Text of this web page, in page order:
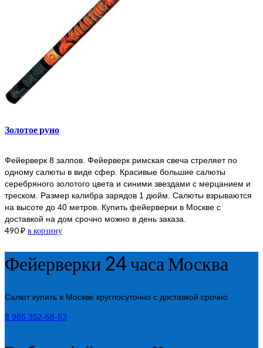
Золотое руно
Фейерверк 8 залпов. Фейерверк римская свеча стреляет по
одному салюты в виде сфер. Красивые большие салюты
серебряного золотого цвета и синими звездами с мерцанием и
треском. Размер калибра зарядов 1 дюйм. Салюты взрываются
на высоте до 40 метров. Купить фейерверки в Москве с
доставкой на дом срочно можно в день заказа.
490₽ в корзину
Фейерверки 24 часа Москва
Салют купить в Москве круглосуточно с доставкой срочно
8 985 352-68-53